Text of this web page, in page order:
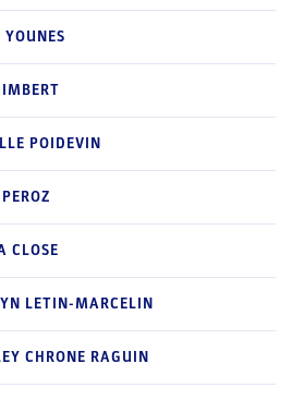
YOUNES
POIDEVIN
PEROZ
CLOSE
LETIN-MARCELIN
CHRONE RAGUIN